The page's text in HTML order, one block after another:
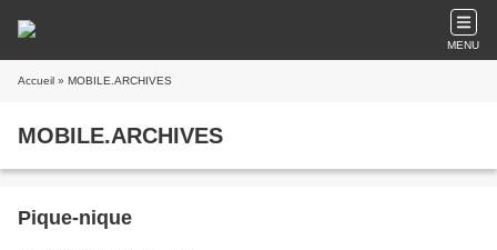
MENU
Accueil » MOBILE.ARCHIVES
MOBILE.ARCHIVES
Pique-nique